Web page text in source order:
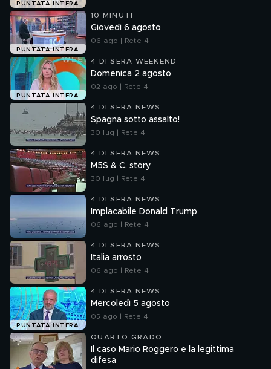
PUNTATA INTERA
PUNTATA INTERA
10 MINUTI
Giovedì 6 agosto
06 ago | Rete 4
PUNTATA INTERA
4 DI SERA WEEKEND
Domenica 2 agosto
02 ago | Rete 4
4 DI SERA NEWS
Spagna sotto assalto!
30 lug | Rete 4
4 DI SERA NEWS
M5S & C. story
30 lug | Rete 4
4 DI SERA NEWS
Implacabile Donald Trump
06 ago | Rete 4
4 DI SERA NEWS
Italia arrosto
06 ago | Rete 4
PUNTATA INTERA
4 DI SERA NEWS
Mercoledì 5 agosto
05 ago | Rete 4
QUARTO GRADO
Il caso Mario Roggero e la legittima
difesa